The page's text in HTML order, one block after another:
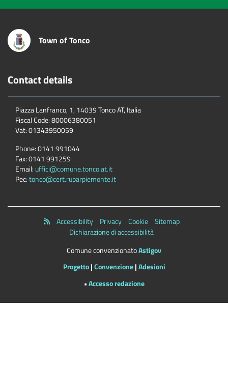
Town of Tonco
Contact details
Piazza Lanfranco, 1, 14039 Tonco AT, Italia
Fiscal Code:80006380051
Vat:01343950059
Phone:0141 991044
Fax:0141 991259
Email: uffici@comune.tonco.at.it
Pec:tonco@cert.ruparpiemonte.it
Accessibility Privacy Cookie
Sitemap
Dichiarazione di accessibilità
Comune convenzionatoAstigov
Progetto|Convenzione|Adesioni
•Accesso redazione